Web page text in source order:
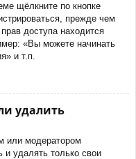
щёлкните по кнопке
прежде чем
доступа находится
«Вы можете начинать
и т.п.
удалить
или модератором
и удалять только свои